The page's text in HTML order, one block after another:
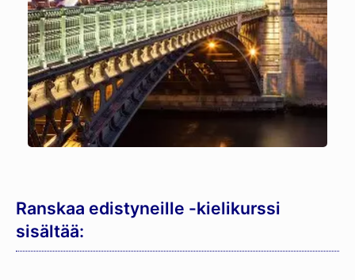
Ranskaa edistyneille -kielikurssi
sisältää: